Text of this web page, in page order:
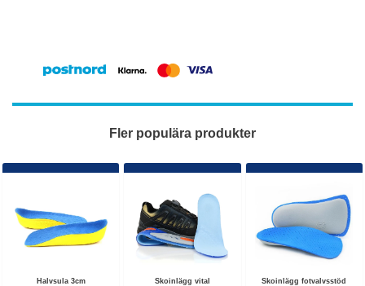
Fler populära produkter
Halvsula 3cm Skoinlägg vital Skoinlägg fotvalvsstöd